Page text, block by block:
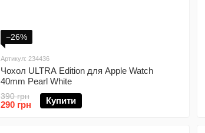
−26%
Артикул: 234436
Чохол ULTRA Edition для Apple Watch
40mm Pearl White
390 грн
290 грн Купити